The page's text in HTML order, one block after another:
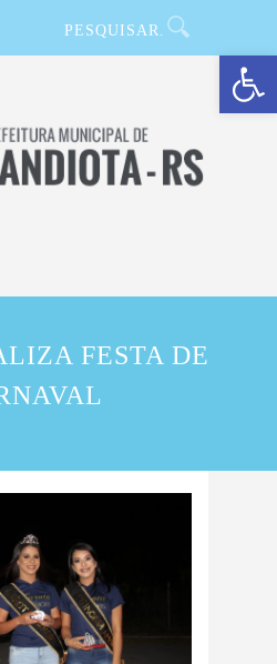
Barra de Ferramentas Aberta
FESTA DE